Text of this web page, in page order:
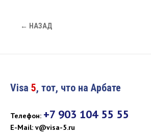
← НАЗАД
Visa 5, тот, что на Арбате
Телефон: +7 903 104 55 55
E-Мail: v@visa-5.ru